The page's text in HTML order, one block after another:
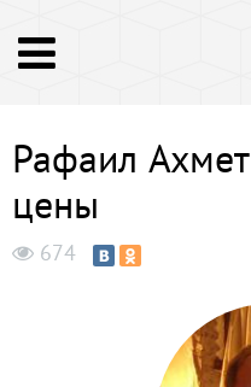
Рафаил
цены
674